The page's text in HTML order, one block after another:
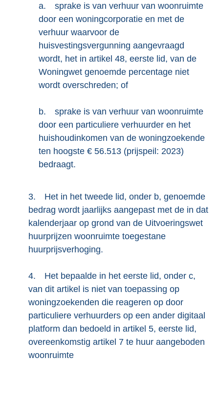
a.
sprake is van verhuur van woonruimte
door een woningcorporatie en met de
verhuur waarvoor de
huisvestingsvergunning aangevraagd
wordt, het in artikel 48, eerste lid, van de
Woningwet genoemde percentage niet
wordt overschreden; of
b.
sprake is van verhuur van woonruimte
door een particuliere verhuurder en het
huishoudinkomen van de woningzoekende
ten hoogste € 56.513 (prijspeil: 2023)
bedraagt.
3.
Het in het tweede lid, onder b, genoemde
bedrag wordt jaarlijks aangepast met de in dat
kalenderjaar op grond van de Uitvoeringswet
huurprijzen woonruimte toegestane
huurprijsverhoging.
4.
Het bepaalde in het eerste lid, onder c,
van dit artikel is niet van toepassing op
woningzoekenden die reageren op door
particuliere verhuurders op een ander digitaal
platform dan bedoeld in artikel 5, eerste lid,
overeenkomstig artikel 7 te huur aangeboden
woonruimte